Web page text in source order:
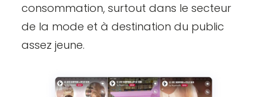
consommation, surtout dans le secteur
de la mode et à destination du public
assez jeune.